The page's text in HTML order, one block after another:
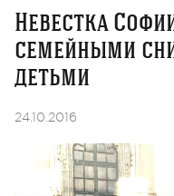
Невестка
семейными
детьми
24.10.2016